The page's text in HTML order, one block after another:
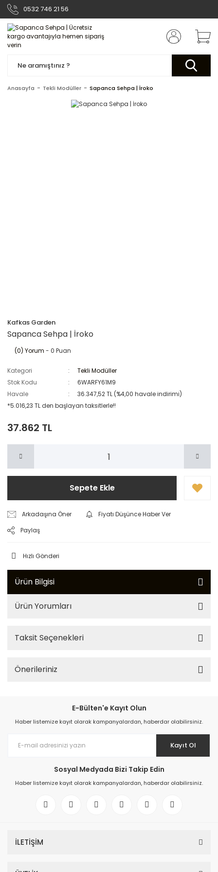
0532 746 21 56
Anasayfa Tekli Modüller Sapanca Sehpa | İroko
Kafkas Garden
Sapanca Sehpa | İroko
(0) Yorum - 0 Puan
Kategori
Tekli Modüller
Stok Kodu
6WARFY61M9
Havale
36.347,52 TL (%4,00 havale indirimi)
*5.016,23 TL den başlayan taksitlerle!!
37.862 TL
Sepete Ekle
Arkadaşına Öner
Fiyatı Düşünce Haber Ver
Paylaş
Hızlı Gönderi
Ürün Bilgisi
Ürün Yorumları
Taksit Seçenekleri
Önerileriniz
E-Bülten'e Kayıt Olun
Haber listemize kayıt olarak kampanyalardan, haberdar olabilirsiniz.
Kayıt Ol
Sosyal Medyada Bizi Takip Edin
Haber listemize kayıt olarak kampanyalardan, haberdar olabilirsiniz.
İLETİŞİM